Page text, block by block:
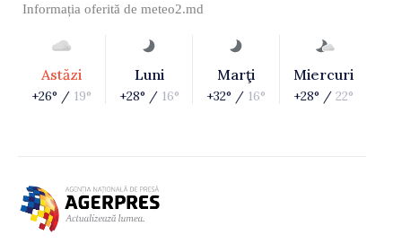
Informația oferită de meteo2.md
Astăzi
+26° / 19°
Luni
+28° / 16°
Marţi
+32° / 16°
Miercuri
+28° / 22°